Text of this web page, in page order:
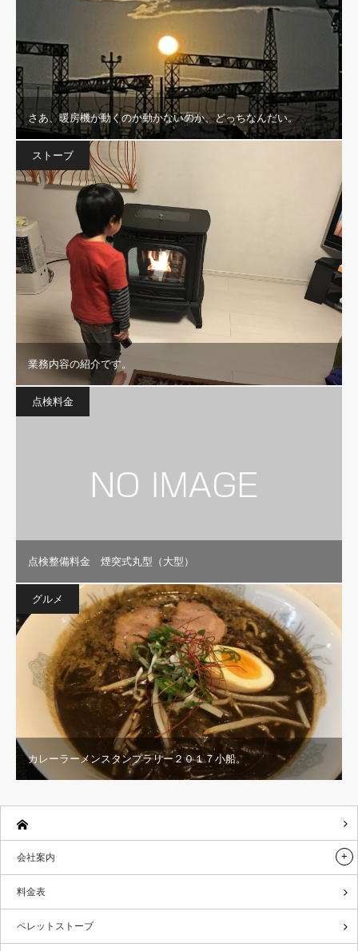
さあ、暖房機が動くのか動かないのか、どっちなんだい。
ストーブ
業務内容の紹介です。
点検料金
点検整備料金 煙突式丸型（大型）
グルメ
カレーラーメンスタンプラリー２０１７小船。
会社案内
料金表
ペレットストーブ